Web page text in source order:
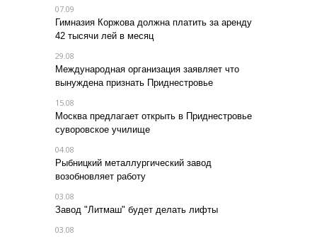
07.09
Гимназия Коржова должна платить за аренду
42 тысячи лей в месяц
29.08
Международная организация заявляет что
вынуждена признать Приднестровье
15.08
Москва предлагает открыть в Приднестровье
суворовское училище
04.08
Рыбницкий металлургический завод
возобновляет работу
03.08
Завод "Литмаш" будет делать лифты
03.08